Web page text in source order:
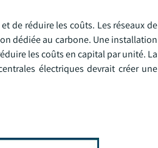
de réduire les coûts. Les réseaux de
dédiée au carbone. Une installation
les coûts en capital par unité. La
électriques devrait créer une